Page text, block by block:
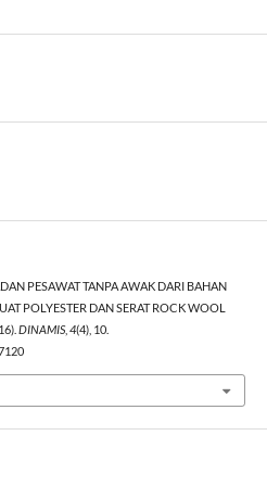
PESAWAT TANPA AWAK DARI BAHAN
POLYESTER DAN SERAT ROCK WOOL
DINAMIS, 4(4), 10.